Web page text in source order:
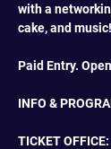
with a
cake, and music!
Paid Entry.
INFO &
TICKET OFFICE: